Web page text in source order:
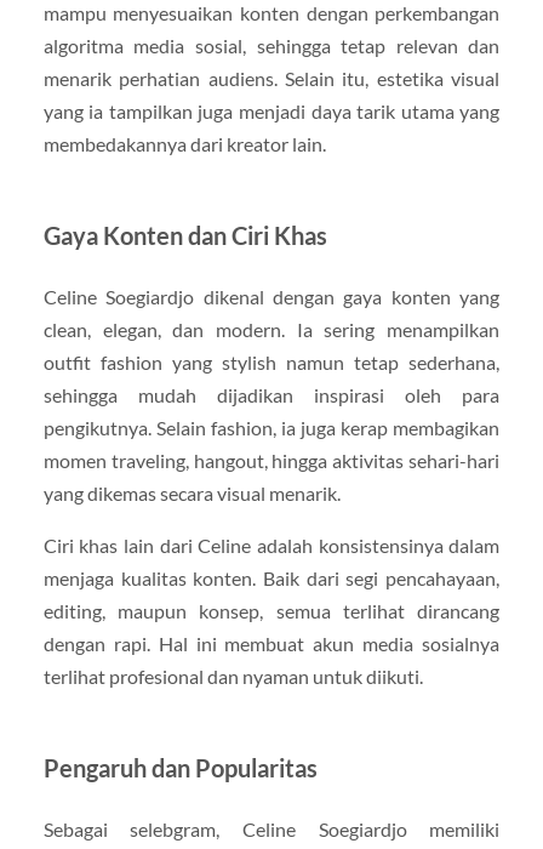
mampu menyesuaikan konten dengan perkembangan
algoritma media sosial, sehingga tetap relevan dan
menarik perhatian audiens. Selain itu, estetika visual
yang ia tampilkan juga menjadi daya tarik utama yang
membedakannya dari kreator lain.
Gaya Konten dan Ciri Khas
Celine Soegiardjo dikenal dengan gaya konten yang
clean, elegan, dan modern. Ia sering menampilkan
outfit fashion yang stylish namun tetap sederhana,
sehingga mudah dijadikan inspirasi oleh para
pengikutnya. Selain fashion, ia juga kerap membagikan
momen traveling, hangout, hingga aktivitas sehari-hari
yang dikemas secara visual menarik.
Ciri khas lain dari Celine adalah konsistensinya dalam
menjaga kualitas konten. Baik dari segi pencahayaan,
editing, maupun konsep, semua terlihat dirancang
dengan rapi. Hal ini membuat akun media sosialnya
terlihat profesional dan nyaman untuk diikuti.
Pengaruh dan Popularitas
Sebagai selebgram, Celine Soegiardjo memiliki